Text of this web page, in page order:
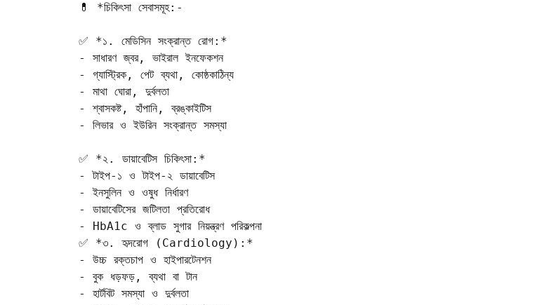
💊 *চিকিৎসা সেবাসমূহ:-
✅ *১. মেডিসিন সংক্রান্ত রোগ:*
- সাধারণ জ্বর, ভাইরাল ইনফেকশন
- গ্যাস্ট্রিক, পেট ব্যথা, কোষ্ঠকাঠিন্য
- মাথা ঘোরা, দুর্বলতা
- শ্বাসকষ্ট, হাঁপানি, ব্রঙ্কাইটিস
- লিভার ও ইউরিন সংক্রান্ত সমস্যা
✅ *২. ডায়াবেটিস চিকিৎসা:*
- টাইপ-১ ও টাইপ-২ ডায়াবেটিস
- ইনসুলিন ও ওষুধ নির্ধারণ
- ডায়াবেটিসের জটিলতা প্রতিরোধ
- HbA1c ও ব্লাড সুগার নিয়ন্ত্রণ পরিকল্পনা
✅ *৩. হৃদরোগ (Cardiology):*
- উচ্চ রক্তচাপ ও হাইপারটেনশন
- বুক ধড়ফড়, ব্যথা বা টান
- হার্টবিট সমস্যা ও দুর্বলতা